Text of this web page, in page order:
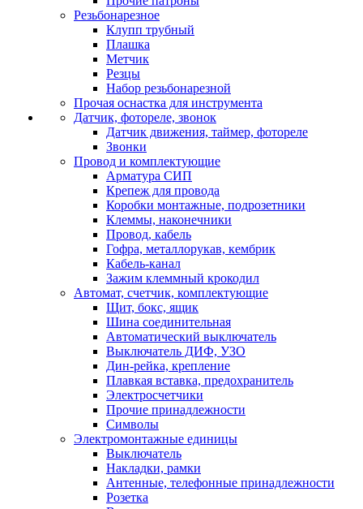
Резьбонарезное
Клупп трубный
Плашка
Метчик
Резцы
Набор резьбонарезной
Прочая оснастка для инструмента
Датчик, фотореле, звонок
Датчик движения, таймер, фотореле
Звонки
Провод и комплектующие
Арматура СИП
Крепеж для провода
Коробки монтажные, подрозетники
Клеммы, наконечники
Провод, кабель
Гофра, металлорукав, кембрик
Кабель-канал
Зажим клеммный крокодил
Автомат, счетчик, комплектующие
Щит, бокс, ящик
Шина соединительная
Автоматический выключатель
Выключатель ДИФ, УЗО
Дин-рейка, крепление
Плавкая вставка, предохранитель
Электросчетчики
Прочие принадлежности
Символы
Электромонтажные единицы
Выключатель
Накладки, рамки
Антенные, телефонные принадлежности
Розетка